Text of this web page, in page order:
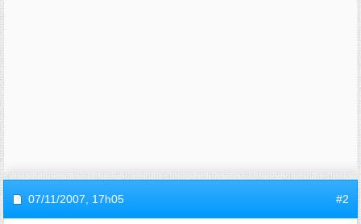
07/11/2007, 17h05 #2